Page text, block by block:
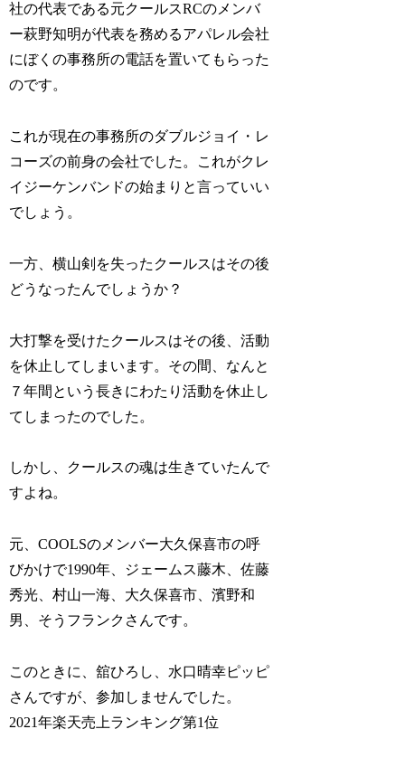
社の代表である元クールスRCのメンバ
ー萩野知明が代表を務めるアパレル会社
にぼくの事務所の電話を置いてもらった
のです。
これが現在の事務所のダブルジョイ・レ
コーズの前身の会社でした。これがクレ
イジーケンバンドの始まりと言っていい
でしょう。
一方、横山剣を失ったクールスはその後
どうなったんでしょうか？
大打撃を受けたクールスはその後、活動
を休止してしまいます。その間、なんと
７年間という長きにわたり活動を休止し
てしまったのでした。
しかし、クールスの魂は生きていたんで
すよね。
元、COOLSのメンバー大久保喜市の呼
びかけで1990年、ジェームス藤木、佐藤
秀光、村山一海、大久保喜市、濱野和
男、そうフランクさんです。
このときに、舘ひろし、水口晴幸ピッピ
さんですが、参加しませんでした。
2021年楽天売上ランキング第1位